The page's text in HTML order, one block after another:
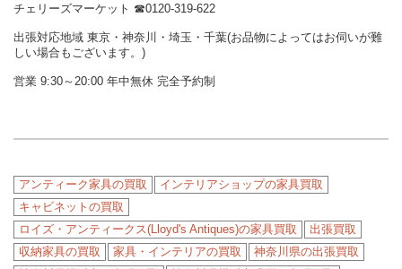
チェリーズマーケット ☎︎0120-319-622
出張対応地域 東京・神奈川・埼玉・千葉(お品物によってはお伺いが難
しい場合もございます。)
営業 9:30～20:00 年中無休 完全予約制
アンティーク家具の買取
インテリアショップの家具買取
キャビネットの買取
ロイズ・アンティークス(Lloyd's Antiques)の家具買取
出張買取
収納家具の買取
家具・インテリアの買取
神奈川県の出張買取